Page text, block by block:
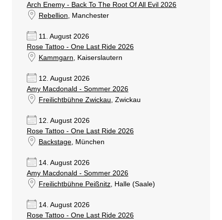
Arch Enemy - Back To The Root Of All Evil 2026
Rebellion , Manchester
11. August 2026
Rose Tattoo - One Last Ride 2026
Kammgarn , Kaiserslautern
12. August 2026
Amy Macdonald - Sommer 2026
Freilichtbühne Zwickau , Zwickau
12. August 2026
Rose Tattoo - One Last Ride 2026
Backstage, München
14. August 2026
Amy Macdonald - Sommer 2026
Freilichtbühne Peißnitz, Halle (Saale)
14. August 2026
Rose Tattoo - One Last Ride 2026